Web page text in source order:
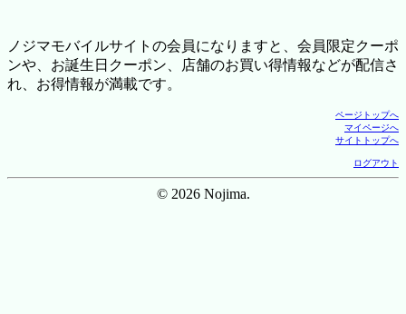
ノジマモバイルサイトの会員になりますと、会員限定クーポ
ンや、お誕生日クーポン、店舗のお買い得情報などが配信さ
れ、お得情報が満載です。
ページトップへ
マイページへ
サイトトップへ
ログアウト
© 2026 Nojima.